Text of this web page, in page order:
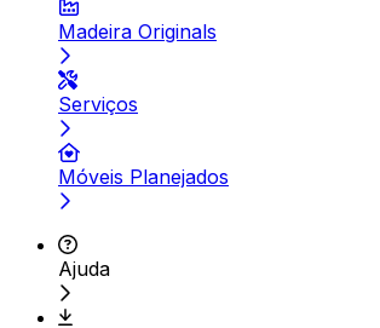
Madeira Originals
Serviços
Móveis Planejados
Ajuda